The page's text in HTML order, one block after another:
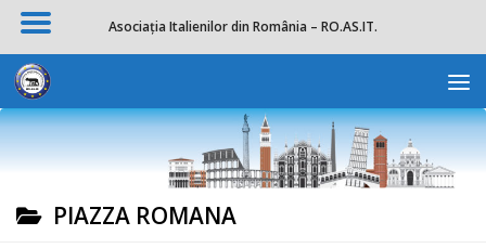
Skip to content
PIAZZA ROMANA
Asociația Italienilor din România – RO.AS.IT.